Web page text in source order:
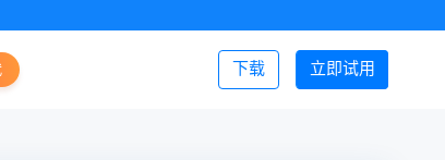
立即试用
下载 登录/注册